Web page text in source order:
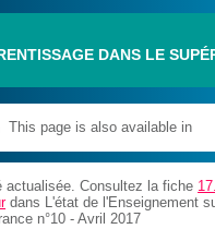
DANS LE
This page is also available in
actualisée. Consultez la fiche
dans L'état de l'Enseignement
n°10 - Avril 2017